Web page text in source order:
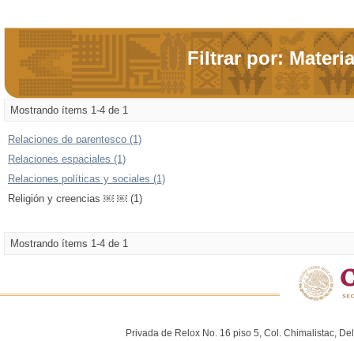
Filtrar por: Materia
Mostrando ítems 1-4 de 1
Relaciones de parentesco (1)
Relaciones espaciales (1)
Relaciones políticas y sociales (1)
Religión y creencias ￼ ￼ (1)
Mostrando ítems 1-4 de 1
Privada de Relox No. 16 piso 5, Col. Chimalistac,